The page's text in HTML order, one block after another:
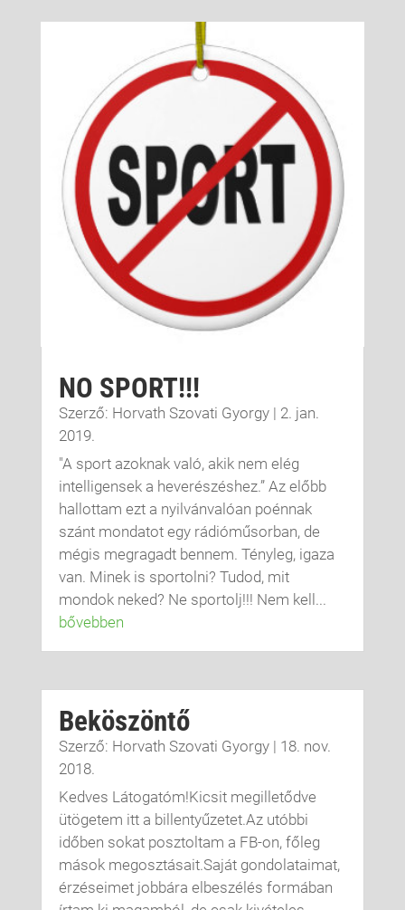
NO SPORT!!!
Szerző: Horvath Szovati Gyorgy| 2. jan.
2019.
"A sport azoknak való, akik nem elég
intelligensek a heverészéshez.” Az előbb
hallottam ezt a nyilvánvalóan poénnak
szánt mondatot egy rádióműsorban, de
mégis megragadt bennem. Tényleg, igaza
van. Minek is sportolni? Tudod, mit
mondok neked? Ne sportolj!!! Nem kell...
bővebben
Beköszöntő
Szerző: Horvath Szovati Gyorgy| 18. nov.
2018.
Kedves Látogatóm!Kicsit megilletődve
ütögetem itt a billentyűzetet.Az utóbbi
időben sokat posztoltam a FB-on, főleg
mások megosztásait.Saját gondolataimat,
érzéseimet jobbára elbeszélés formában